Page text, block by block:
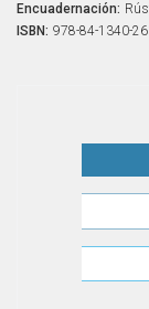
Encuadernación:
ISBN: 978-84-1340-